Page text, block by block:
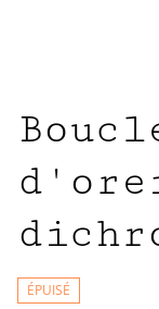
ÉPUISÉ